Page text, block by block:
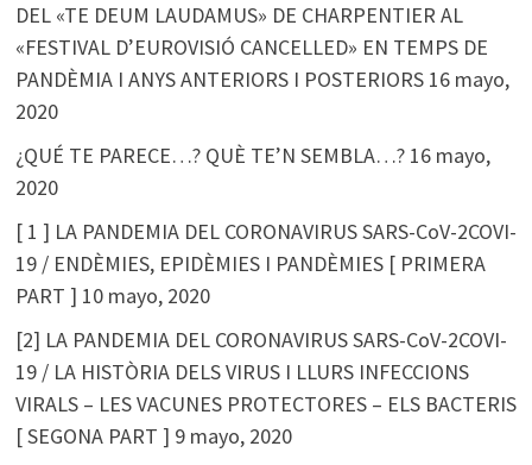
DEL «TE DEUM LAUDAMUS» DE CHARPENTIER AL
«FESTIVAL D’EUROVISIÓ CANCELLED» EN TEMPS DE
PANDÈMIA I ANYS ANTERIORS I POSTERIORS 16 mayo,
2020
¿QUÉ TE PARECE…? QUÈ TE’N SEMBLA…? 16 mayo,
2020
[ 1 ] LA PANDEMIA DEL CORONAVIRUS SARS-CoV-2COVI-
19 / ENDÈMIES, EPIDÈMIES I PANDÈMIES [ PRIMERA
PART ] 10 mayo, 2020
[2] LA PANDEMIA DEL CORONAVIRUS SARS-CoV-2COVI-
19 / LA HISTÒRIA DELS VIRUS I LLURS INFECCIONS
VIRALS – LES VACUNES PROTECTORES – ELS BACTERIS
[ SEGONA PART ] 9 mayo, 2020